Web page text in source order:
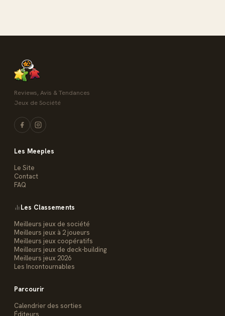
Reviews, Avis & Tendances
Jeux de Société
Les Meeples
Le Site
Contact
FAQ
Les Classements
Meilleurs jeux de société
Meilleurs jeux à 2 joueurs
Meilleurs jeux coopératifs
Meilleurs jeux de deck-building
Meilleurs jeux 2026
Les Incontournables
Parcourir
Calendrier des sorties